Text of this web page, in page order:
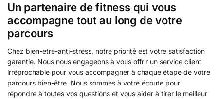
Un partenaire de fitness qui vous
accompagne tout au long de votre
parcours
Chez bien-etre-anti-stress, notre priorité est votre satisfaction
garantie. Nous nous engageons à vous offrir un service client
irréprochable pour vous accompagner à chaque étape de votre
parcours bien-être. Nous sommes à votre écoute pour
répondre à toutes vos questions et vous aider à tirer le meilleur